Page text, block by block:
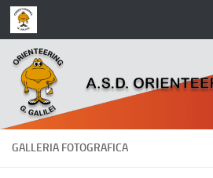
Salta al contenuto
GALLERIA FOTOGRAFICA